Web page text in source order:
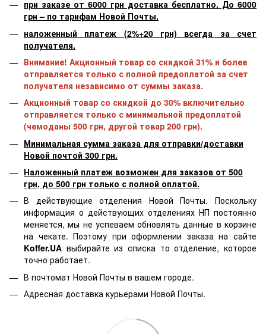
при заказе от 6000 грн доставка бесплатно. До 6000
грн – по тарифам Новой Почты.
наложенный платеж (2%+20 грн) всегда за счет
получателя.
Внимание! Акционный товар со скидкой 31% и более
отправляется только с полной предоплатой за счет
получателя независимо от суммы заказа.
Акционный товар со скидкой до 30% включительно
отправляется только с минимальной предоплатой
(чемоданы 500 грн, другой товар 200 грн).
Минимальная сумма заказа для отправки/доставки
Новой почтой 300 грн.
Наложенный платеж возможен для заказов от 500
грн, до 500 грн только с полной оплатой.
В действующие отделения Новой Почты. Поскольку
информация о действующих отделениях НП постоянно
меняется, мы не успеваем обновлять данные в корзине
на чекате. Поэтому при оформлении заказа на сайте
Koffer.UA выбирайте из списка то отделение, которое
точно работает.
В почтомат Новой Почты в вашем городе.
Адресная доставка курьерами Новой Почты.